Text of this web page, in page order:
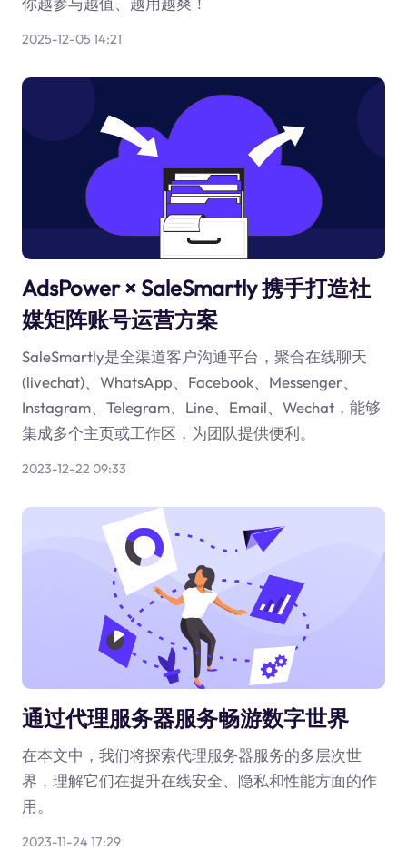
2025-12-05 14:21
AdsPower × SaleSmartly 携手打造社
媒矩阵账号运营方案
SaleSmartly是全渠道客户沟通平台，聚合在线聊天
(livechat)、WhatsApp、Facebook、Messenger、
Instagram、Telegram、Line、Email、Wechat，能够
集成多个主页或工作区，为团队提供便利。
2023-12-22 09:33
通过代理服务器服务畅游数字世界
在本文中，我们将探索代理服务器服务的多层次世
界，理解它们在提升在线安全、隐私和性能方面的作
用。
2023-11-24 17:29